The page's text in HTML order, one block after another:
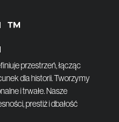
przestrzeń, łącząc
dla historii. Tworzymy
i trwałe. Nasze
prestiż i dbałość